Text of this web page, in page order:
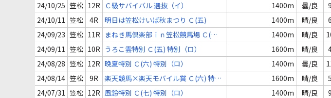
24/10/25 笠松 12R Ｃ級サバイバル 選抜（イ） 1400m 曇/良 9
24/10/11 笠松 4R 明日は笠松けいば秋まつり Ｃ(五) 1400m 晴/良 6
24/09/23 笠松 11R まねき馬倶楽部ｉｎ笠松競馬場 Ｃ(六)
特別（ロ）
1400m 晴/良
24/09/11 笠松 10R うろこ雲特別 Ｃ(五) 特別（ロ） 1600m 晴/良
24/08/28 笠松 12R 晩夏特別 Ｃ(六) 特別（ロ） 1400m 曇/良
24/08/14 笠松 9R
楽天競馬×楽天モバイル賞 Ｃ(六) 特別
（ロ）
1600m 晴/良 5
24/07/31 笠松 12R 風鈴特別 Ｃ(七) 特別（ロ） 1400m 晴/良 9